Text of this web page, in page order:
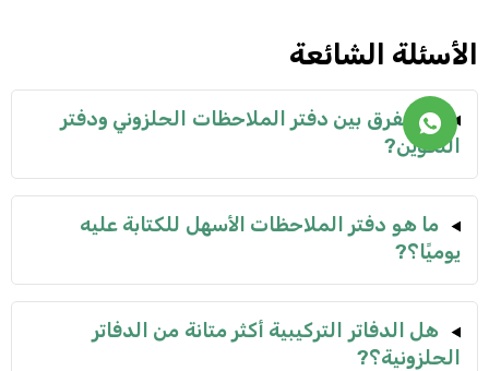
الشائعة
ما الفرق بين دفتر الملاحظات الحلزوني ودفتر
التكوين?
ما هو دفتر الملاحظات الأسهل للكتابة عليه
يوميًا؟?
هل الدفاتر التركيبية أكثر متانة من الدفاتر
الحلزونية؟?